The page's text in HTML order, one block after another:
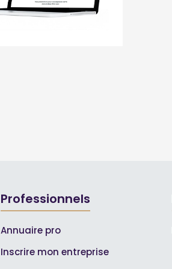
Professionnels
Annuaire pro
Inscrire mon entreprise